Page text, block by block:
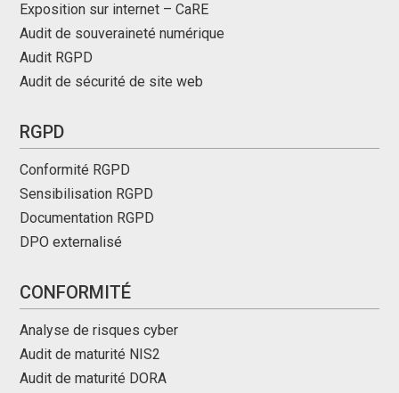
Exposition sur internet – CaRE
Audit de souveraineté numérique
Audit RGPD
Audit de sécurité de site web
RGPD
Conformité RGPD
Sensibilisation RGPD
Documentation RGPD
DPO externalisé
CONFORMITÉ
Analyse de risques cyber
Audit de maturité NIS2
Audit de maturité DORA